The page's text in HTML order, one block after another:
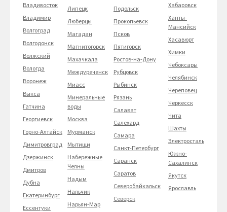
Владивосток
Владимир
Волгоград
Волгодонск
Волжский
Вологда
Воронеж
Выкса
Гатчина
Георгиевск
Горно-Алтайск
Димитровград
Дзержинск
Дмитров
Дубна
Екатеринбург
Ессентуки
Липецк
Люберцы
Магадан
Магнитогорск
Махачкала
Междуреченск
Миасс
Минеральные
воды
Москва
Мурманск
Мытищи
Набережные
Челны
Надым
Нальчик
Нарьян-Мар
Подольск
Прокопьевск
Псков
Пятигорск
Ростов-на-Дону
Рубцовск
Рыбинск
Рязань
Салават
Салехард
Самара
Санкт-Петербург
Саранск
Саратов
Северобайкальск
Северск
Хабаровск
Ханты-
Мансийск
Хасавюрт
Химки
Чебоксары
Челябинск
Череповец
Черкесск
Чита
Шахты
Электросталь
Южно-
Сахалинск
Якутск
Ярославль